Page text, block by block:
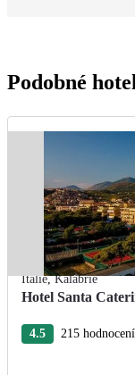
Podobné
Itálie,Kalábrie
Hotel Santa
4.5 215